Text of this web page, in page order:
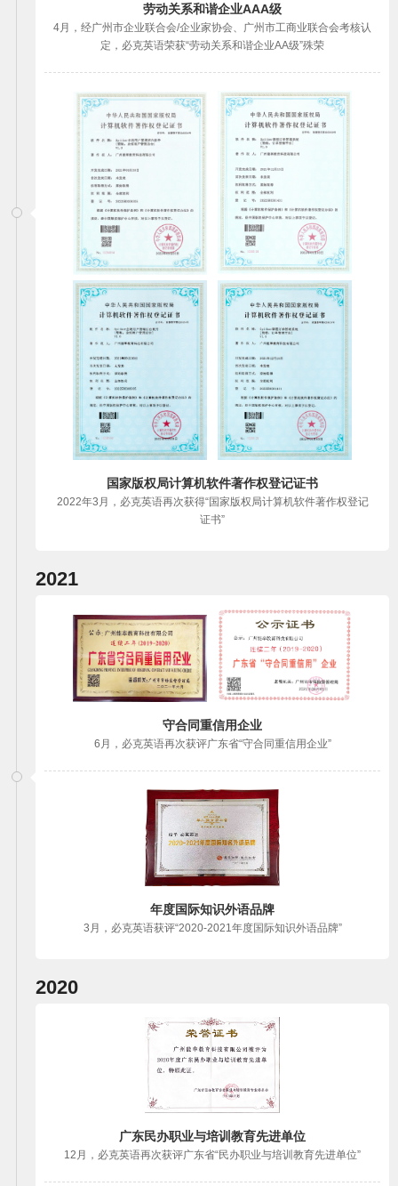
劳动关系和谐企业AAA级
4月，经广州市企业联合会/企业家协会、广州市工商业联合会考核认
定，必克英语荣获“劳动关系和谐企业AA级”殊荣
国家版权局计算机软件著作权登记证书
2022年3月，必克英语再次获得“国家版权局计算机软件著作权登记
证书”
2021
守合同重信用企业
6月，必克英语再次获评广东省“守合同重信用企业”
年度国际知识外语品牌
3月，必克英语获评“2020-2021年度国际知识外语品牌”
2020
广东民办职业与培训教育先进单位
12月，必克英语再次获评广东省“民办职业与培训教育先进单位”